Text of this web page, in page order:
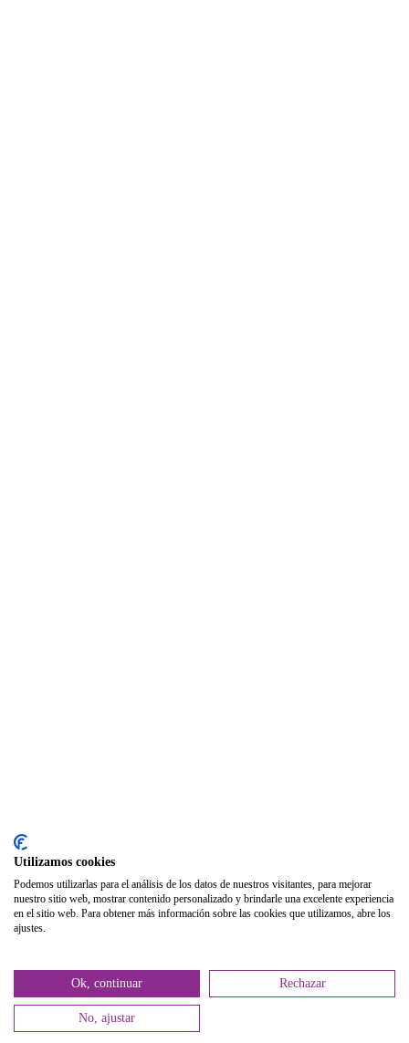
Utilizamos cookies
Podemos utilizarlas para el análisis de los datos de nuestros visitantes, para mejorar
nuestro sitio web, mostrar contenido personalizado y brindarle una excelente experiencia
en el sitio web. Para obtener más información sobre las cookies que utilizamos, abre los
ajustes.
Ok, continuar Rechazar
No, ajustar